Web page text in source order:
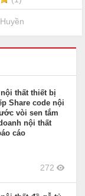
thất thiết bị
Share code nội
vòi sen tắm
nội thất
cáo
272